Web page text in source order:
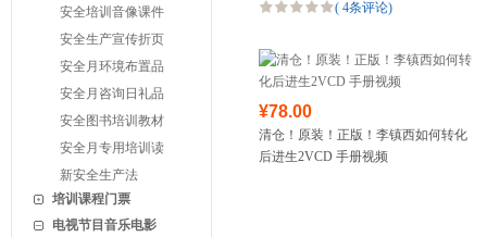
安全培训音像课件
安全生产宣传折页
安全月环境布置品
安全月咨询日礼品
安全图书培训教材
安全月专用培训读
新安全生产法
培训课程门票
电视节目音乐电影
( 4条评论)
¥78.00
清仓！原装！正版！李镇西如何转化
后进生2VCD 手册视频